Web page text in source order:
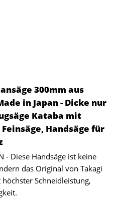
300mm aus
in Japan - Dicke nur
Kataba mit
Handsäge für
- Diese Handsäge ist keine
das Original von Takagi
Schneidleistung,